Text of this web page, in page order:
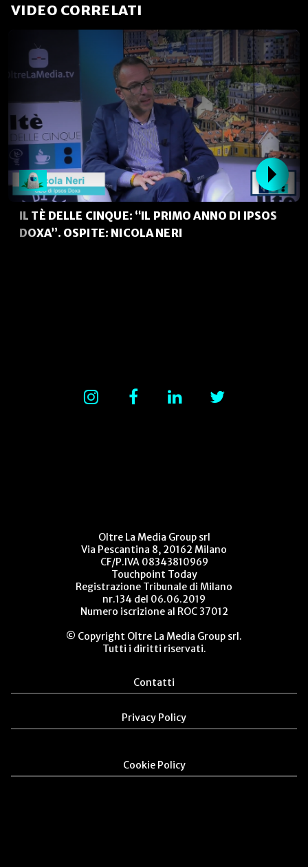
VIDEO CORRELATI
IL TÈ DELLE CINQUE: “IL PRIMO ANNO DI IPSOS
DOXA”. OSPITE: NICOLA NERI
Oltre La Media Group srl
Via Pescantina 8, 20162 Milano
CF/P.IVA 08343810969
Touchpoint Today
Registrazione Tribunale di Milano
nr.134 del 06.06.2019
Numero iscrizione al ROC 37012
© Copyright Oltre La Media Group srl.
Tutti i diritti riservati.
Contatti
Privacy Policy
Cookie Policy